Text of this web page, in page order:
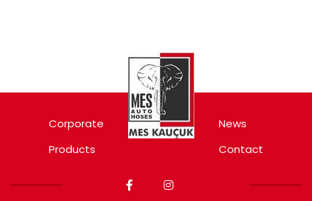
Corporate
Products
News
Contact